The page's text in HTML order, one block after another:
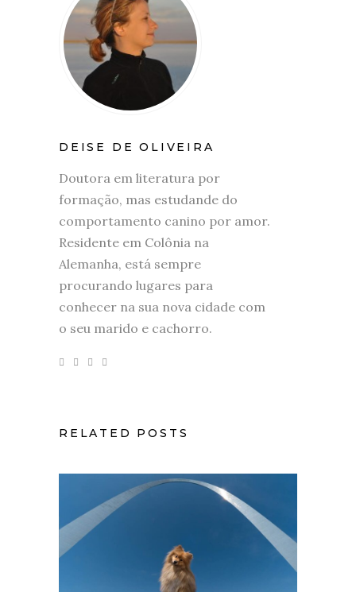
DEISE DE OLIVEIRA
Doutora em literatura por
formação, mas estudande do
comportamento canino por amor.
Residente em Colônia na
Alemanha, está sempre
procurando lugares para
conhecer na sua nova cidade com
o seu marido e cachorro.
RELATED POSTS